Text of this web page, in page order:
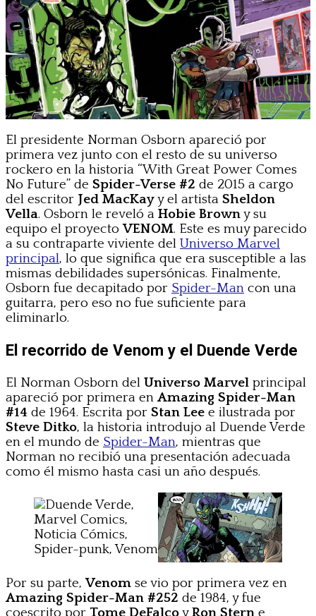
El presidente Norman Osborn apareció por
primera vez junto con el resto de su universo
rockero en la historia “With Great Power Comes
No Future” de Spider-Verse #2 de 2015 a cargo
del escritor Jed MacKayy el artista Sheldon
Vella. Osborn le reveló a Hobie Browny su
equipo el proyectoVENOM. Este es muy parecido
a su contraparte viviente del Universo Marvel
principal, lo que significa que era susceptible a las
mismas debilidades supersónicas. Finalmente,
Osborn fue decapitado por Spider-Man con una
guitarra, pero eso no fue suficiente para
eliminarlo.
El recorrido de Venom y el Duende Verde
El Norman Osborn del Universo Marvel principal
apareció por primera en Amazing Spider-Man
#14 de 1964. Escrita por Stan Lee e ilustrada por
Steve Ditko, la historia introdujo al Duende Verde
en el mundo de Spider-Man, mientras que
Norman no recibió una presentación adecuada
como él mismo hasta casi un año después.
Por su parte,Venom se vio por primera vez en
Amazing Spider-Man #252 de 1984, y fue
coescrito por Tome DeFalcoyRon Stern e